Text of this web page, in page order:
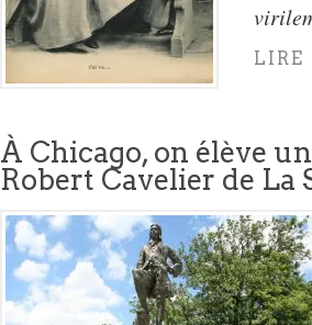
LIRE
À Chicago, on élève
Robert Cavelier de La